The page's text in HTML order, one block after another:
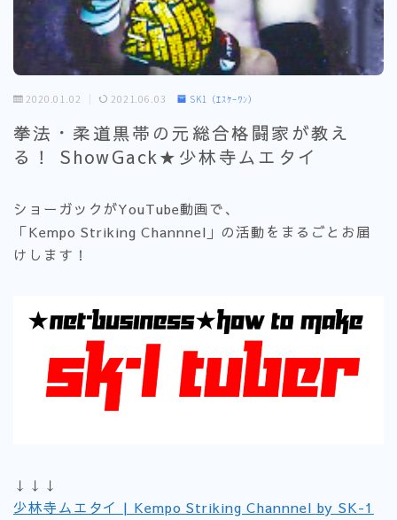
2020.01.02 2021.06.03 SK1（ｴｽｹｰﾜﾝ）
拳法・柔道黒帯の元総合格闘家が教え
る！ ShowGack★少林寺ムエタイ
ショーガックがYouTube動画で、
「Kempo Striking Channnel」の活動をまるごとお届
けします！
↓↓↓
少林寺ムエタイ | Kempo Striking Channnel by SK-1